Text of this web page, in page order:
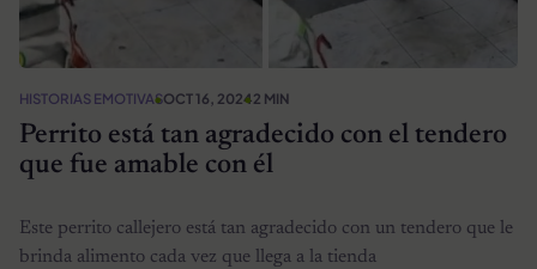
HISTORIAS EMOTIVASOCT 16, 20242 MIN
Perrito está tan agradecido con el tendero
que fue amable con él
Este perrito callejero está tan agradecido con un tendero que le
brinda alimento cada vez que llega a la tienda